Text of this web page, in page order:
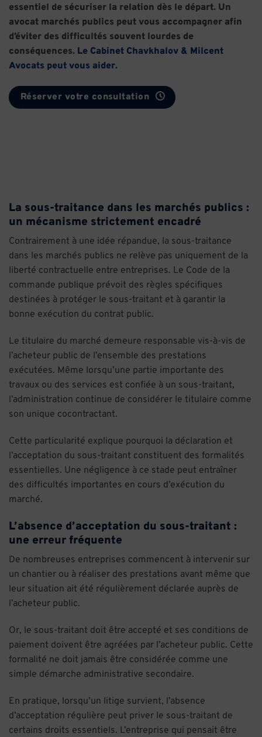
essentiel de sécuriser la relation dès le départ. Un
avocat marchés publics peut vous accompagner afin
d’éviter des difficultés souvent lourdes de
conséquences. Le Cabinet Chavkhalov & Milcent
Avocats peut vous aider.
Réserver votre consultation
La sous-traitance dans les marchés publics :
un mécanisme strictement encadré
Contrairement à une idée répandue, la sous-traitance
dans les marchés publics ne relève pas uniquement de la
liberté contractuelle entre entreprises. Le Code de la
commande publique prévoit des règles spécifiques
destinées à protéger le sous-traitant et à garantir la
bonne exécution du contrat public.
Le titulaire du marché demeure responsable vis-à-vis de
l’acheteur public de l’ensemble des prestations
exécutées. Même lorsqu’une partie importante des
travaux ou des services est confiée à un sous-traitant,
l’administration continue de considérer le titulaire comme
son unique cocontractant.
Cette particularité explique pourquoi la déclaration et
l’acceptation du sous-traitant constituent des formalités
essentielles. Une négligence à ce stade peut entraîner
des difficultés importantes en cours d’exécution du
marché.
L’absence d’acceptation du sous-traitant :
une erreur fréquente
De nombreuses entreprises commencent à intervenir sur
un chantier ou à réaliser des prestations avant même que
leur situation ait été régulièrement déclarée auprès de
l’acheteur public.
Or, le sous-traitant doit être accepté et ses conditions de
paiement doivent être agréées par l’acheteur public. Cette
formalité ne doit jamais être considérée comme une
simple démarche administrative secondaire.
En pratique, lorsqu’un litige survient, l’absence
d’acceptation régulière peut priver le sous-traitant de
certains droits essentiels. L’entreprise qui pensait être